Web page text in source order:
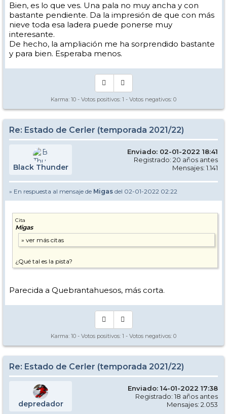
Bien, es lo que ves. Una pala no muy ancha y con
bastante pendiente. Da la impresión de que con más
nieve toda esa ladera puede ponerse muy
interesante.
De hecho, la ampliación me ha sorprendido bastante
y para bien. Esperaba menos.
Karma: 10 - Votos positivos: 1 - Votos negativos: 0
Re: Estado de Cerler (temporada 2021/22)
Black Thunder
Enviado: 02-01-2022 18:41
Registrado: 20 años antes
Mensajes: 1.141
» En respuesta al mensaje de Migas del 02-01-2022 02:22
Cita
Migas
¿Qué tal es la pista?
Parecida a Quebrantahuesos, más corta.
Karma: 10 - Votos positivos: 1 - Votos negativos: 0
Re: Estado de Cerler (temporada 2021/22)
depredador
Enviado: 14-01-2022 17:38
Registrado: 18 años antes
Mensajes: 2.053